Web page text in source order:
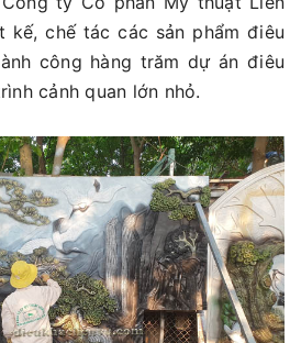
chế tác các sản phẩm điêu
công hàng trăm dự án điêu
cảnh quan lớn nhỏ.